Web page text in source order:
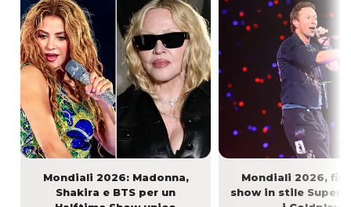
Mondiali 2026: Madonna,
Shakira e BTS per un
Mondiali 2026,
show in stile Super